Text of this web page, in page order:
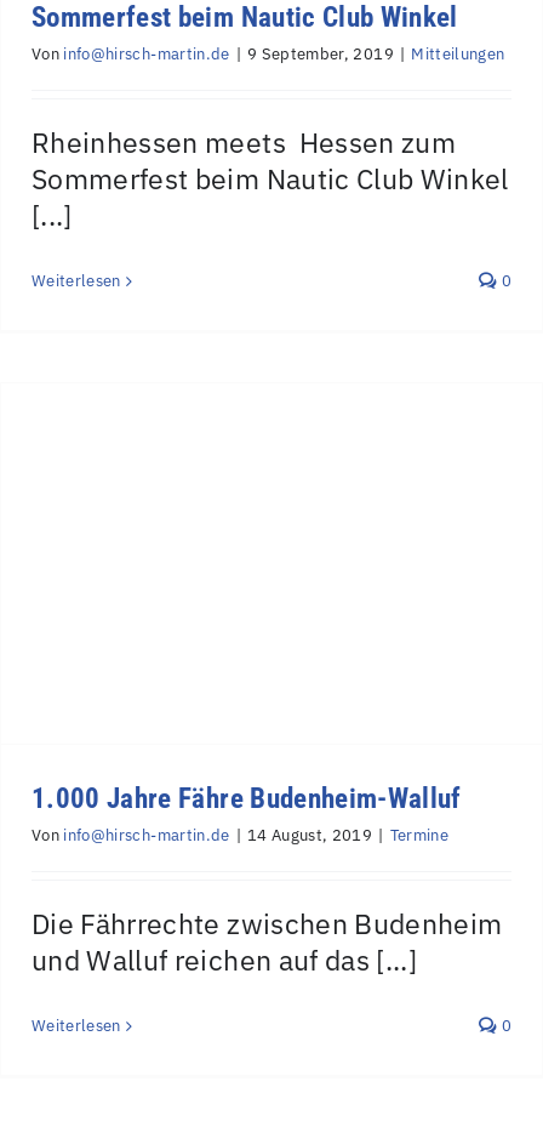
Sommerfest beim Nautic Club Winkel
Von info@hirsch-martin.de | 9 September, 2019 | Mitteilungen
Rheinhessen meets Hessen zum
Sommerfest beim Nautic Club Winkel
[...]
Weiterlesen 0
1.000 Jahre Fähre Budenheim-Walluf
Von info@hirsch-martin.de | 14 August, 2019 | Termine
Die Fährrechte zwischen Budenheim
und Walluf reichen auf das [...]
Weiterlesen 0